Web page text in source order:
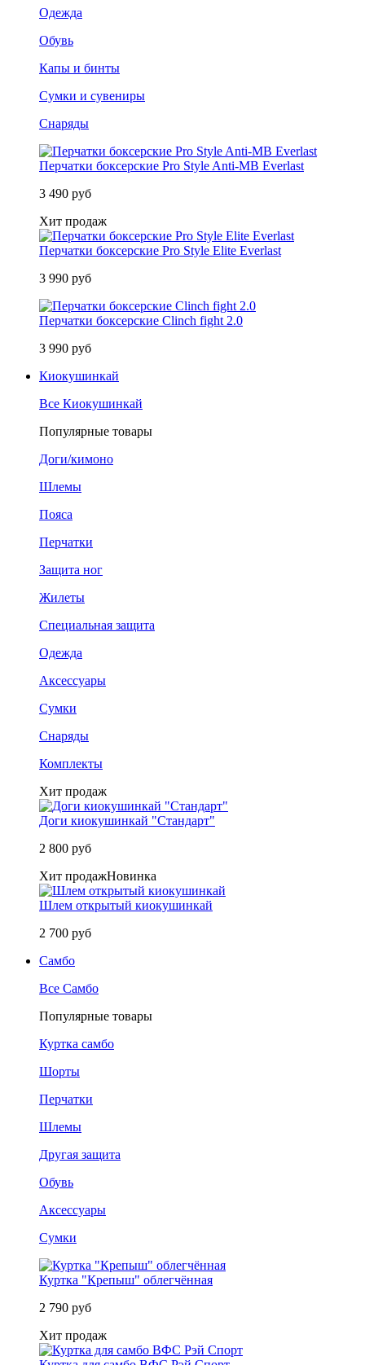
Одежда
Обувь
Капы и бинты
Сумки и сувениры
Снаряды
Перчатки боксерские Pro Style Anti-MB Everlast
3 490 руб
Хит продаж
Перчатки боксерские Pro Style Elite Everlast
3 990 руб
Перчатки боксерские Clinch fight 2.0
3 990 руб
Киокушинкай
Все Киокушинкай
Популярные товары
Доги/кимоно
Шлемы
Пояса
Перчатки
Защита ног
Жилеты
Специальная защита
Одежда
Аксессуары
Сумки
Снаряды
Комплекты
Хит продаж
Доги киокушинкай "Стандарт"
2 800 руб
Хит продажНовинка
Шлем открытый киокушинкай
2 700 руб
Самбо
Все Самбо
Популярные товары
Куртка самбо
Шорты
Перчатки
Шлемы
Другая защита
Обувь
Аксессуары
Сумки
Куртка "Крепыш" облегчённая
2 790 руб
Хит продаж